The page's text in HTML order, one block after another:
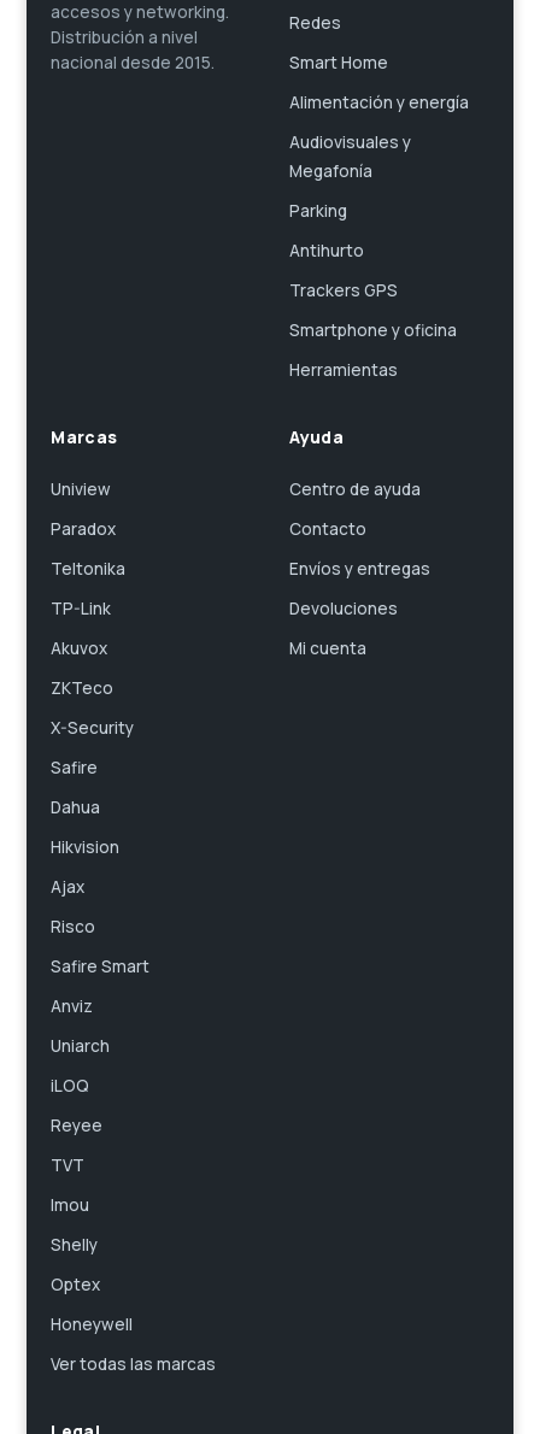
accesos y networking.
Distribución a nivel
nacional desde 2015.
Redes
Smart Home
Alimentación y energía
Audiovisuales y
Megafonía
Parking
Antihurto
Trackers GPS
Smartphone y oficina
Herramientas
Marcas
Uniview
Paradox
Teltonika
TP-Link
Akuvox
ZKTeco
X-Security
Safire
Dahua
Hikvision
Ajax
Risco
Safire Smart
Anviz
Uniarch
iLOQ
Reyee
TVT
Imou
Shelly
Optex
Honeywell
Ver todas las marcas
Ayuda
Centro de ayuda
Contacto
Envíos y entregas
Devoluciones
Mi cuenta